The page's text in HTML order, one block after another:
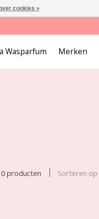
Wasparfum Merken
0 producten Sorteren op
cookies »